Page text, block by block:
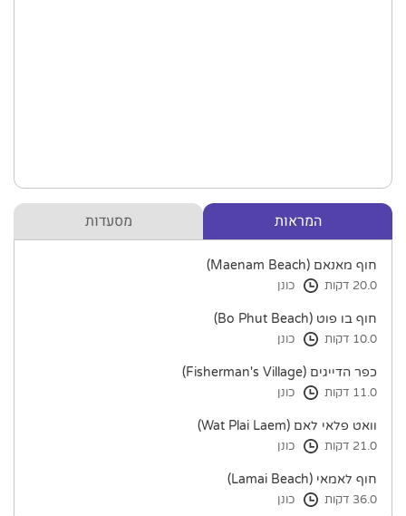
המראות מסעדות
חוף מאנאם (Maenam Beach)
20.0 דקות כונן
חוף בו פוט (Bo Phut Beach)
10.0 דקות כונן
כפר הדייגים (Fisherman's Village)
11.0 דקות כונן
וואט פלאי לאם (Wat Plai Laem)
21.0 דקות כונן
חוף לאמאי (Lamai Beach)
36.0 דקות כונן